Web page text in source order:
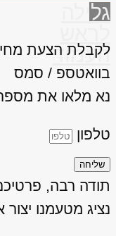
גלילה
העמוד
לקבלת הצעת
בוואטספ / סמס
נא מלאו את
טלפון
שליחה
תודה רבה,
נציג מטעמנו